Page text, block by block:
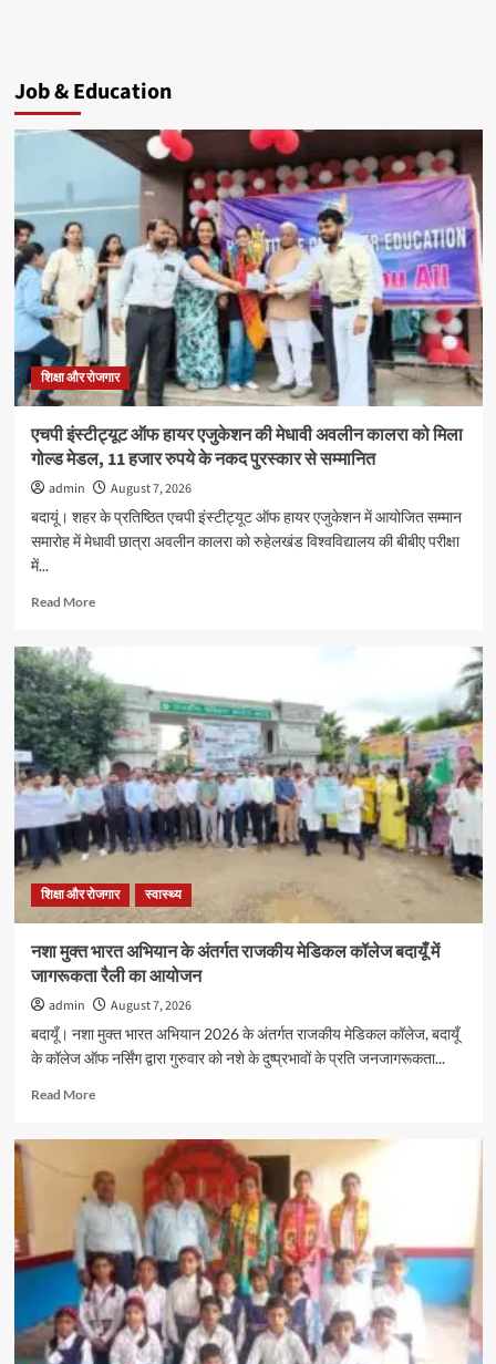
Job & Education
शिक्षा और रोजगार
एचपी इंस्टीट्यूट ऑफ हायर एजुकेशन की मेधावी अवलीन कालरा को मिला
गोल्ड मेडल, 11 हजार रुपये के नकद पुरस्कार से सम्मानित
admin
August 7, 2026
बदायूं। शहर के प्रतिष्ठित एचपी इंस्टीट्यूट ऑफ हायर एजुकेशन में आयोजित सम्मान
समारोह में मेधावी छात्रा अवलीन कालरा को रुहेलखंड विश्वविद्यालय की बीबीए परीक्षा
में...
Read MoreRead
इंस्टीट्यूट
ऑफ
हायर
एजुकेशन
की
मेधावी
अवलीन
कालरा
को
गोल्ड
मेडल,
हजार
रुपये
के
पुरस्कार
से
शिक्षा और रोजगार स्वास्थ्य
नशा मुक्त भारत अभियान के अंतर्गत राजकीय मेडिकल कॉलेज बदायूँ में
जागरूकता रैली का आयोजन
admin
August 7, 2026
बदायूँ। नशा मुक्त भारत अभियान 2026 के अंतर्गत राजकीय मेडिकल कॉलेज, बदायूँ
के कॉलेज ऑफ नर्सिंग द्वारा गुरुवार को नशे के दुष्प्रभावों के प्रति जनजागरूकता...
Read MoreRead
मुक्त
भारत
अभियान
अंतर्गत
राजकीय
मेडिकल
कॉलेज
बदायूँ